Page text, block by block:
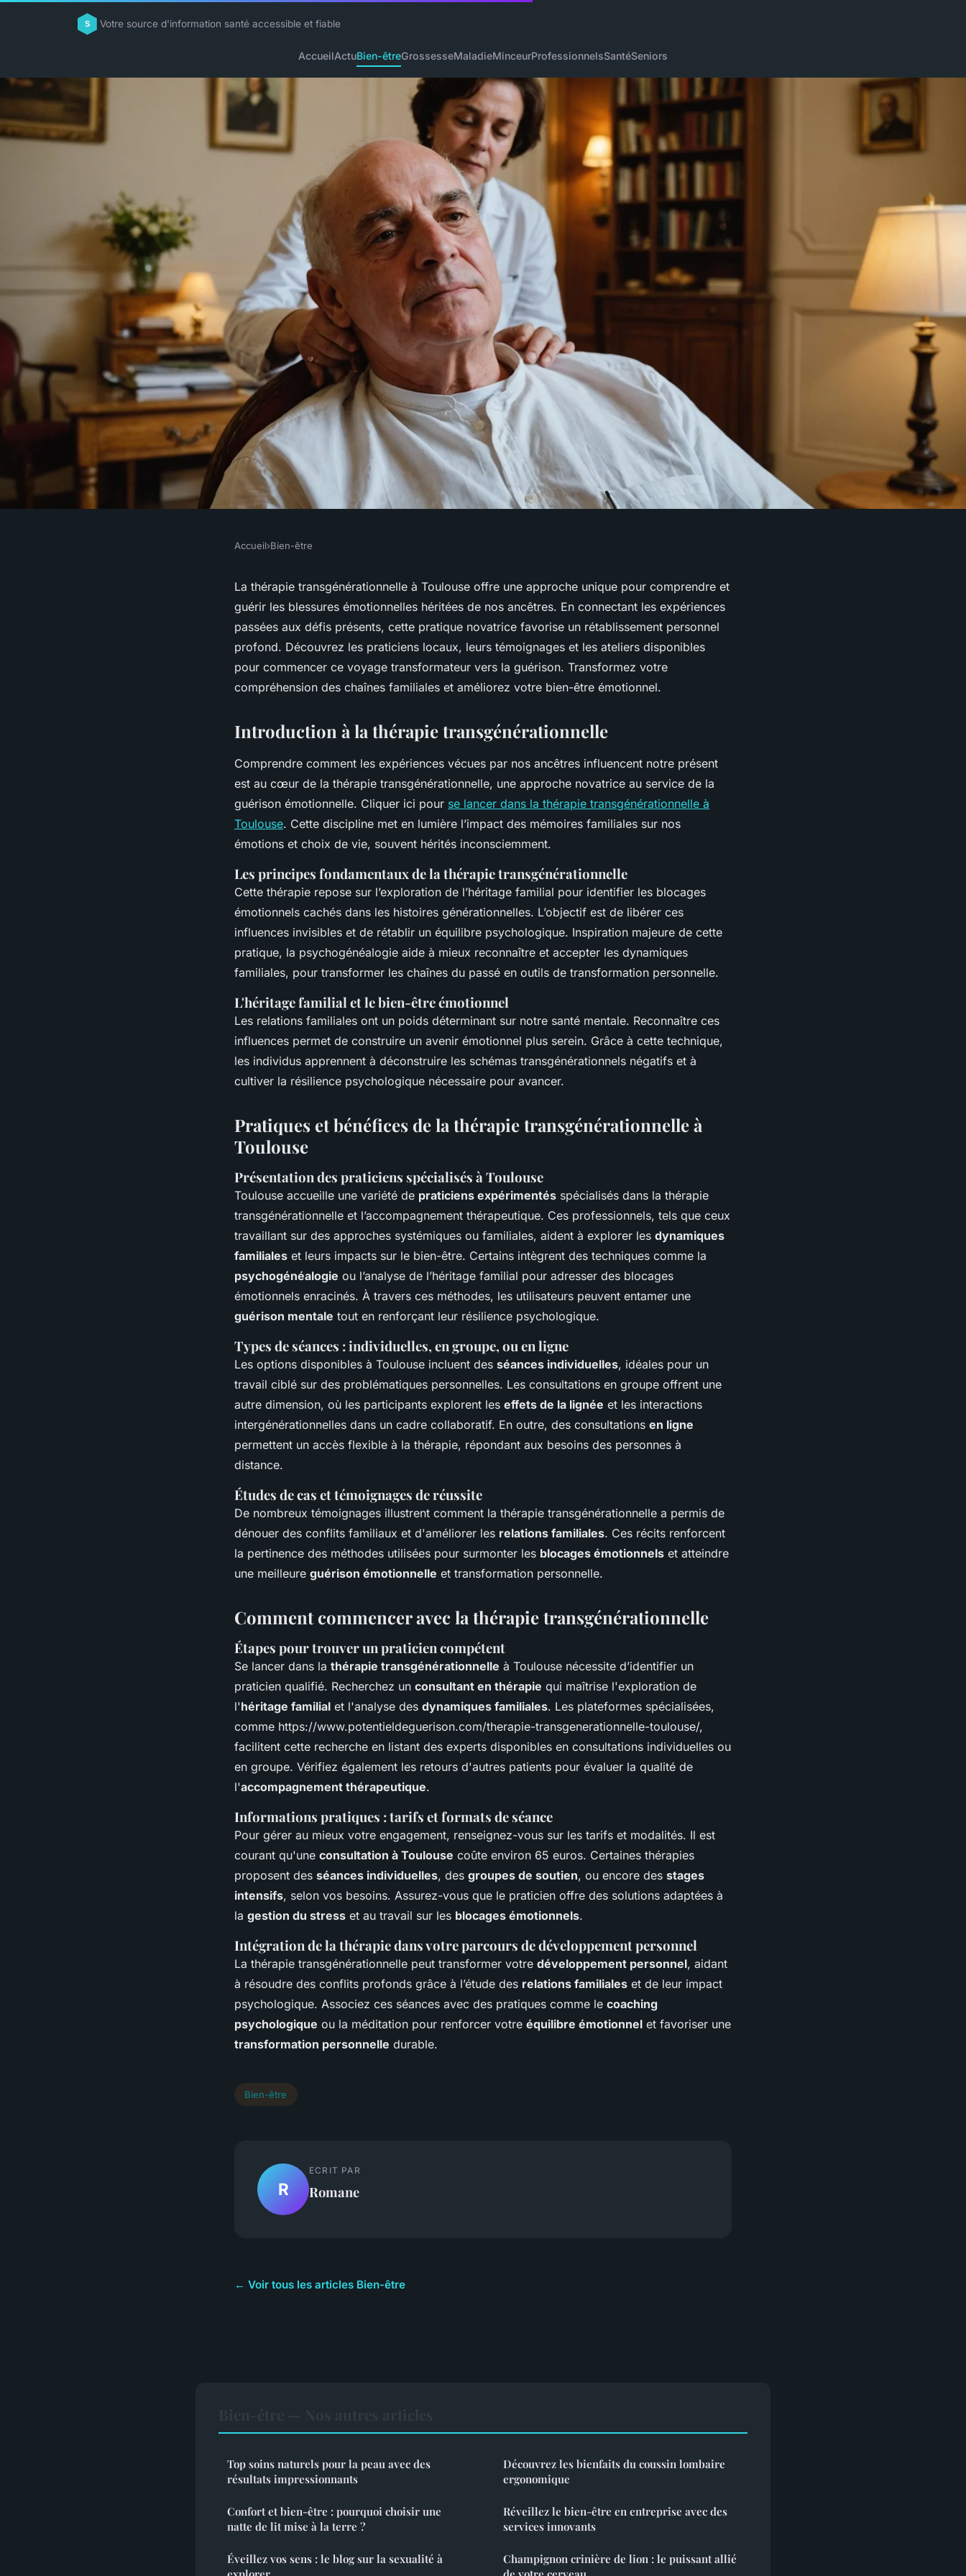
Votre source d'information santé accessible et fiable
AccueilActuBien-êtreGrossesseMaladieMinceurProfessionnelsSantéSeniors
Découvrez la thérapie
transgénérationnelle à toulouse pour
Accueil›Bien-être
La thérapie transgénérationnelle à Toulouse offre une approche unique pour comprendre et
guérir les blessures émotionnelles héritées de nos ancêtres. En connectant les expériences
passées aux défis présents, cette pratique novatrice favorise un rétablissement personnel
profond. Découvrez les praticiens locaux, leurs témoignages et les ateliers disponibles
pour commencer ce voyage transformateur vers la guérison. Transformez votre
compréhension des chaînes familiales et améliorez votre bien-être émotionnel.
Introduction à la thérapie transgénérationnelle
Comprendre comment les expériences vécues par nos ancêtres influencent notre présent
est au cœur de la thérapie transgénérationnelle, une approche novatrice au service de la
guérison émotionnelle. Cliquer ici pour se lancer dans la thérapie transgénérationnelle à
Toulouse. Cette discipline met en lumière l’impact des mémoires familiales sur nos
émotions et choix de vie, souvent hérités inconsciemment.
Les principes fondamentaux de la thérapie transgénérationnelle
Cette thérapie repose sur l’exploration de l’héritage familial pour identifier les blocages
émotionnels cachés dans les histoires générationnelles. L’objectif est de libérer ces
influences invisibles et de rétablir un équilibre psychologique. Inspiration majeure de cette
pratique, la psychogénéalogie aide à mieux reconnaître et accepter les dynamiques
familiales, pour transformer les chaînes du passé en outils de transformation personnelle.
L'héritage familial et le bien-être émotionnel
Les relations familiales ont un poids déterminant sur notre santé mentale. Reconnaître ces
influences permet de construire un avenir émotionnel plus serein. Grâce à cette technique,
les individus apprennent à déconstruire les schémas transgénérationnels négatifs et à
cultiver la résilience psychologique nécessaire pour avancer.
Pratiques et bénéfices de la thérapie transgénérationnelle à
Toulouse
Présentation des praticiens spécialisés à Toulouse
Toulouse accueille une variété de praticiens expérimentés spécialisés dans la thérapie
transgénérationnelle et l’accompagnement thérapeutique. Ces professionnels, tels que ceux
travaillant sur des approches systémiques ou familiales, aident à explorer les dynamiques
familiales et leurs impacts sur le bien-être. Certains intègrent des techniques comme la
psychogénéalogie ou l’analyse de l’héritage familial pour adresser des blocages
émotionnels enracinés. À travers ces méthodes, les utilisateurs peuvent entamer une
guérison mentale tout en renforçant leur résilience psychologique.
Types de séances : individuelles, en groupe, ou en ligne
Les options disponibles à Toulouse incluent des séances individuelles, idéales pour un
travail ciblé sur des problématiques personnelles. Les consultations en groupe offrent une
autre dimension, où les participants explorent les effets de la lignée et les interactions
intergénérationnelles dans un cadre collaboratif. En outre, des consultations en ligne
permettent un accès flexible à la thérapie, répondant aux besoins des personnes à
distance.
Études de cas et témoignages de réussite
De nombreux témoignages illustrent comment la thérapie transgénérationnelle a permis de
dénouer des conflits familiaux et d'améliorer les relations familiales. Ces récits renforcent
la pertinence des méthodes utilisées pour surmonter les blocages émotionnels et atteindre
une meilleure guérison émotionnelle et transformation personnelle.
Comment commencer avec la thérapie transgénérationnelle
Étapes pour trouver un praticien compétent
Se lancer dans la thérapie transgénérationnelle à Toulouse nécessite d’identifier un
praticien qualifié. Recherchez un consultant en thérapie qui maîtrise l'exploration de
l'héritage familial et l'analyse des dynamiques familiales. Les plateformes spécialisées,
comme https://www.potentieldeguerison.com/therapie-transgenerationnelle-toulouse/,
facilitent cette recherche en listant des experts disponibles en consultations individuelles ou
en groupe. Vérifiez également les retours d'autres patients pour évaluer la qualité de
l'accompagnement thérapeutique.
Informations pratiques : tarifs et formats de séance
Pour gérer au mieux votre engagement, renseignez-vous sur les tarifs et modalités. Il est
courant qu'une consultation à Toulouse coûte environ 65 euros. Certaines thérapies
proposent des séances individuelles, des groupes de soutien, ou encore des stages
intensifs, selon vos besoins. Assurez-vous que le praticien offre des solutions adaptées à
la gestion du stress et au travail sur les blocages émotionnels.
Intégration de la thérapie dans votre parcours de développement personnel
La thérapie transgénérationnelle peut transformer votre développement personnel, aidant
à résoudre des conflits profonds grâce à l’étude des relations familiales et de leur impact
psychologique. Associez ces séances avec des pratiques comme le coaching
psychologique ou la méditation pour renforcer votre équilibre émotionnel et favoriser une
transformation personnelle durable.
Bien-être
R
ECRIT PAR
Romane
← Voir tous les articles Bien-être
Top soins naturels pour la peau avec des
résultats impressionnants
Confort et bien-être : pourquoi choisir une
natte de lit mise à la terre ?
Éveillez vos sens : le blog sur la sexualité à
Découvrez les bienfaits du coussin lombaire
ergonomique
Réveillez le bien-être en entreprise avec des
services innovants
Champignon crinière de lion : le puissant allié